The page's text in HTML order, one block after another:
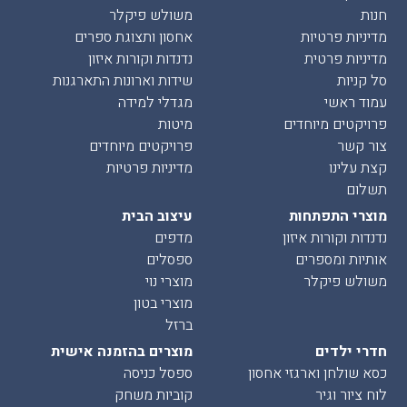
חנות
מדיניות פרטיות
מדיניות פרטית
סל קניות
עמוד ראשי
פרויקטים מיוחדים
צור קשר
קצת עלינו
תשלום
משולש פיקלר
אחסון ותצוגת ספרים
נדנדות וקורות איזון
שידות וארונות התארגנות
מגדלי למידה
מיטות
פרויקטים מיוחדים
מדיניות פרטיות
מוצרי התפתחות
נדנדות וקורות איזון
אותיות ומספרים
משולש פיקלר
עיצוב הבית
מדפים
ספסלים
מוצרי נוי
מוצרי בטון
ברזל
חדרי ילדים
כסא שולחן וארגזי אחסון
לוח ציור וגיר
מוצרים בהזמנה אישית
ספסל כניסה
קוביות משחק